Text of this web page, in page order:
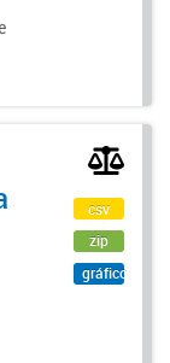
csv
zip
gráfico